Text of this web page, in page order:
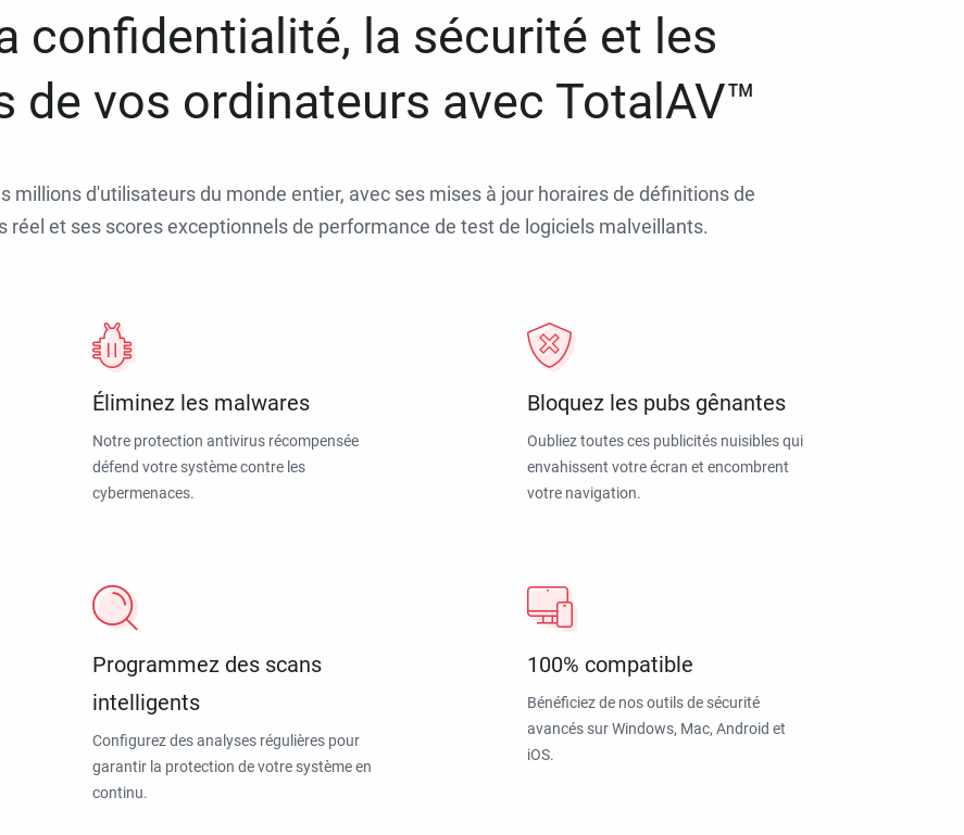
confidentialité, la sécurité et les
de vos ordinateurs avec TotalAV™
millions d'utilisateurs du monde entier, avec ses mises à jour horaires de définitions de
réel et ses scores exceptionnels de performance de test de logiciels malveillants.
Éliminez les malwares
Notre protection antivirus récompensée
défend votre système contre les
cybermenaces.
Bloquez les pubs gênantes
Oubliez toutes ces publicités nuisibles qui
envahissent votre écran et encombrent
votre navigation.
Programmez des scans
intelligents
Configurez des analyses régulières pour
garantir la protection de votre système en
continu.
100% compatible
Bénéficiez de nos outils de sécurité
avancés sur Windows, Mac, Android et
iOS.